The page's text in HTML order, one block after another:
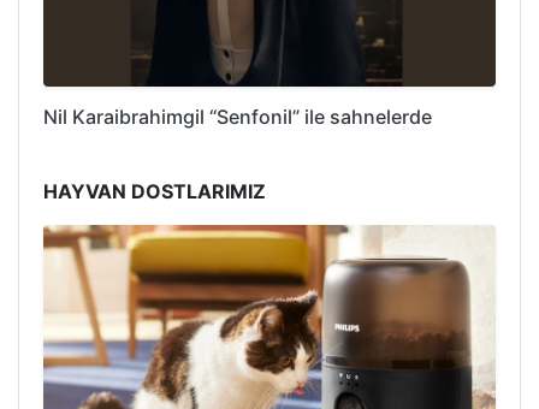
Nil Karaibrahimgil “Senfonil” ile sahnelerde
HAYVAN DOSTLARIMIZ